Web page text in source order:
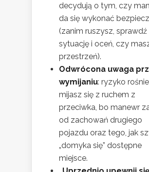
decydują o tym, czy
da się wykonać
(zanim ruszysz, sprawdź
sytuację i oceń, czy
przestrzeń).
Odwrócona uwaga
wymijaniu: ryzyko
mijasz się z ruchem z
przeciwka, bo manewr
od zachowań drugiego
pojazdu oraz tego, jak
„domyka się” dostępne
miejsce.